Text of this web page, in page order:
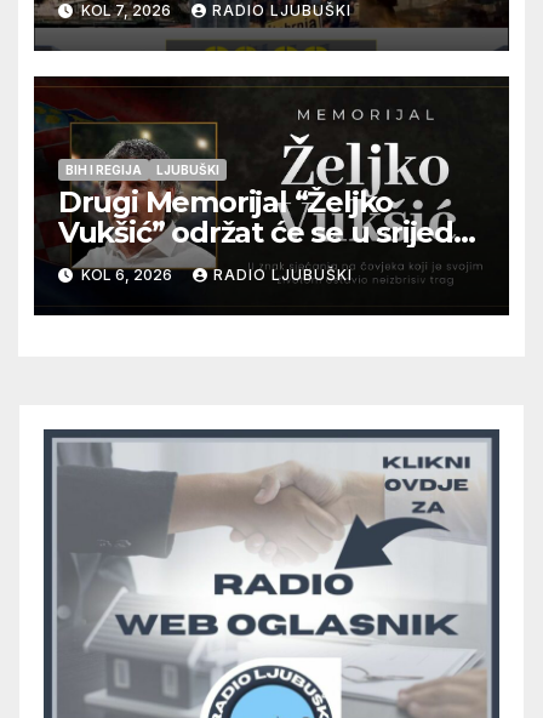
Kraljevića i osmorice
pripadnika HOS-a
KOL 7, 2026 RADIO LJUBUŠKI
BIH I REGIJA LJUBUŠKI
Drugi Memorijal “Željko
Vukšić” održat će se u srijedu
12. kolovoza u Otoku
KOL 6, 2026 RADIO LJUBUŠKI